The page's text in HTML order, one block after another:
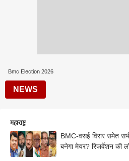
Bmc Election 2026
NEWS
महाराष्ट्र
BMC-वसई विरार समेत
बनेगा मेयर? रिजर्वेशन की